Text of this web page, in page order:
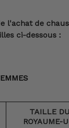
l'achat de
ci-dessous :
TAILLE
ROYAUME-